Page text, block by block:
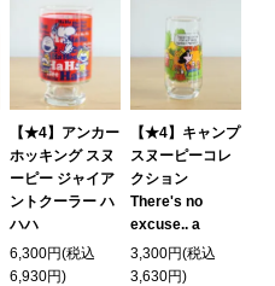
【★4】アンカー
ホッキング スヌ
ーピー ジャイア
ントクーラー ハ
ハハ
6,300円(税込
6,930円)
【★4】キャンプ
スヌーピーコレ
クション
There's no
excuse.. a
3,300円(税込
3,630円)